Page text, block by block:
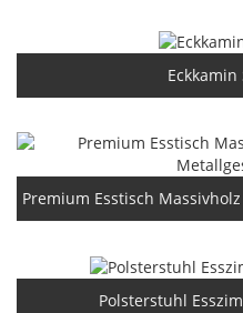
Premium Esstisch
Polsterstuhl